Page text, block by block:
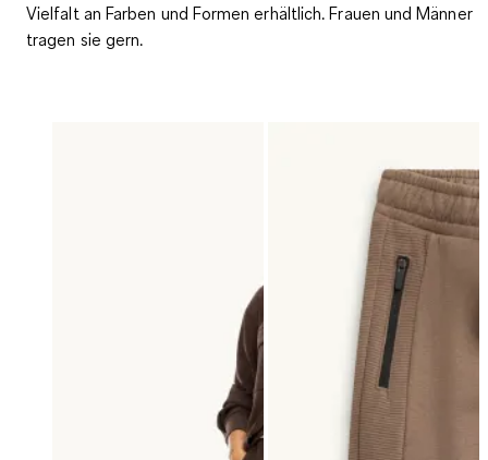
Vielfalt an Farben und Formen erhältlich. Frauen und Männer
tragen sie gern.